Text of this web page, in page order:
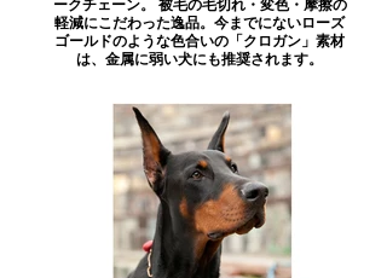
ークチェーン。 被毛の毛切れ・変色・摩擦の
軽減にこだわった逸品。今までにないローズ
ゴールドのような色合いの「クロガン」素材
は、金属に弱い犬にも推奨されます。